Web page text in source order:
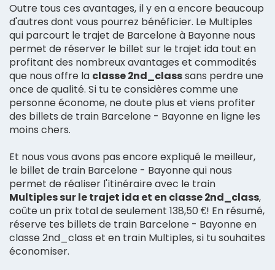
Outre tous ces avantages, il y en a encore beaucoup
d'autres dont vous pourrez bénéficier. Le Multiples
qui parcourt le trajet de Barcelone à Bayonne nous
permet de réserver le billet sur le trajet ida tout en
profitant des nombreux avantages et commodités
que nous offre la classe 2nd_classsans perdre une
once de qualité. Si tu te considères comme une
personne économe, ne doute plus et viens profiter
des billets de train Barcelone - Bayonne en ligne les
moins chers.
Et nous vous avons pas encore expliqué le meilleur,
le billet de train Barcelone - Bayonne qui nous
permet de réaliser l'itinéraire avec le train
Multiples sur le trajet ida et en classe 2nd_class,
coûte un prix total de seulement 138,50 €! En résumé,
réserve tes billets de train Barcelone - Bayonne en
classe 2nd_class et en train Multiples, si tu souhaites
économiser.